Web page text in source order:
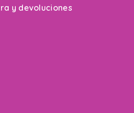
y devoluciones